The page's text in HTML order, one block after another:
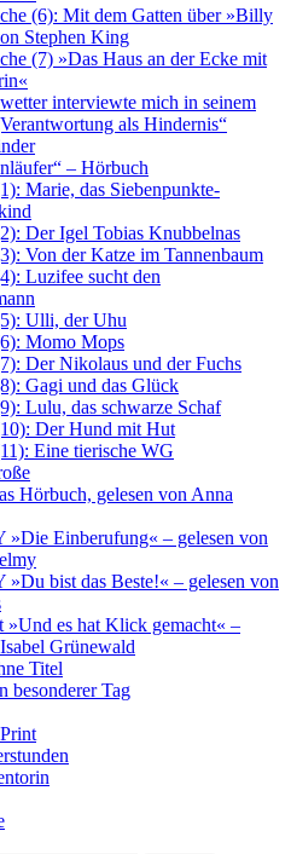
(6): Mit dem Gatten über »Billy
Stephen King
(7) »Das Haus an der Ecke mit
interviewte mich in seinem
als Hindernis“
– Hörbuch
Marie, das Siebenpunkte-
Der Igel Tobias Knubbelnas
Von der Katze im Tannenbaum
Luzifee sucht den
Ulli, der Uhu
Momo Mops
Der Nikolaus und der Fuchs
Gagi und das Glück
Lulu, das schwarze Schaf
Der Hund mit Hut
Eine tierische WG
Hörbuch, gelesen von Anna
»Die Einberufung« – gelesen von
bist das Beste!« – gelesen von
»Und es hat Klick gemacht« –
Grünewald
Titel
besonderer Tag